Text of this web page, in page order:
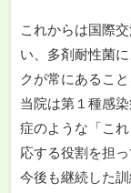
これからは国際
い、多剤耐性菌
クが常にあるこ
当院は第１種感
症のような「こ
応する役割を担っ
今後も継続した